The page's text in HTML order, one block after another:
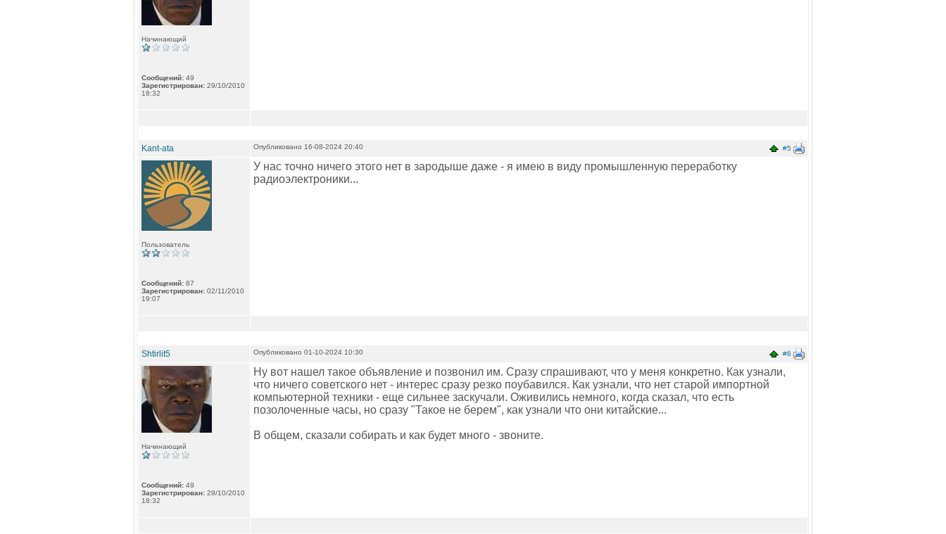
Начинающий
Сообщений: 49
Зарегистрирован: 29/10/2010
18:32
Kant-ata #5
Опубликовано 16-08-2024 20:40
Пользователь
Сообщений: 87
Зарегистрирован: 02/11/2010
19:07
У нас точно ничего этого нет в зародыше даже - я имею в виду промышленную переработку
радиоэлектроники...
Shtirlit5 #6
Опубликовано 01-10-2024 10:30
Начинающий
Сообщений: 49
Зарегистрирован: 29/10/2010
18:32
Ну вот нашел такое объявление и позвонил им. Сразу спрашивают, что у меня конкретно. Как узнали,
что ничего советского нет - интерес сразу резко поубавился. Как узнали, что нет старой импортной
компьютерной техники - еще сильнее заскучали. Оживились немного, когда сказал, что есть
позолоченные часы, но сразу "Такое не берем", как узнали что они китайские...
В общем, сказали собирать и как будет много - звоните.